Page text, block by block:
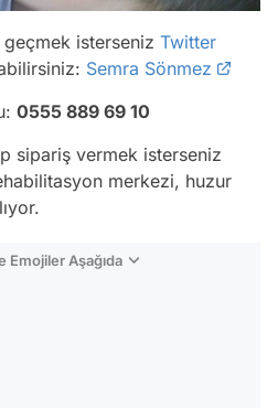
isterseniz Twitter
Semra Sönmez
0555 889 69 10
sipariş vermek isterseniz
merkezi, huzur
Emojiler Aşağıda